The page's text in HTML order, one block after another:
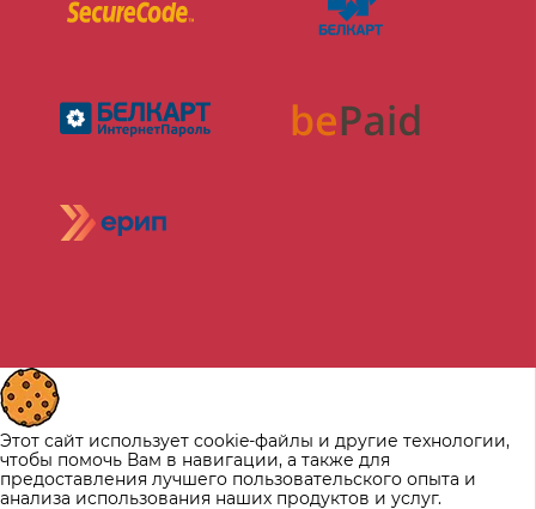
Этот сайт использует cookie-файлы и другие технологии,
чтобы помочь Вам в навигации, а также для
предоставления лучшего пользовательского опыта и
анализа использования наших продуктов и услуг.